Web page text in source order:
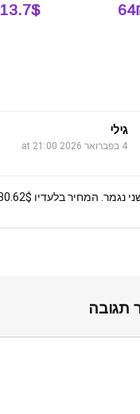
13.7$ / 42₪
גילי
4 בפברואר 2026 at 21:00
נגמר. המחיר בלעדיו 30.62$
תגובה